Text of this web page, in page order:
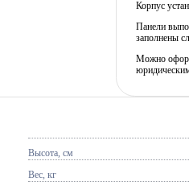
Корпус
Панели
заполнены
Можно
Высота, см
Вес, кг